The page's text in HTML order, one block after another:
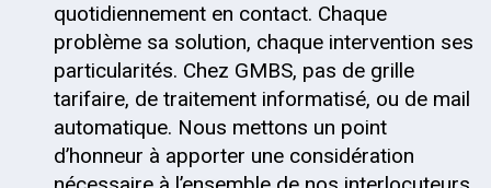
quotidiennement en contact. Chaque
problème sa solution, chaque intervention ses
particularités. Chez GMBS, pas de grille
tarifaire, de traitement informatisé, ou de mail
automatique. Nous mettons un point
d’honneur à apporter une considération